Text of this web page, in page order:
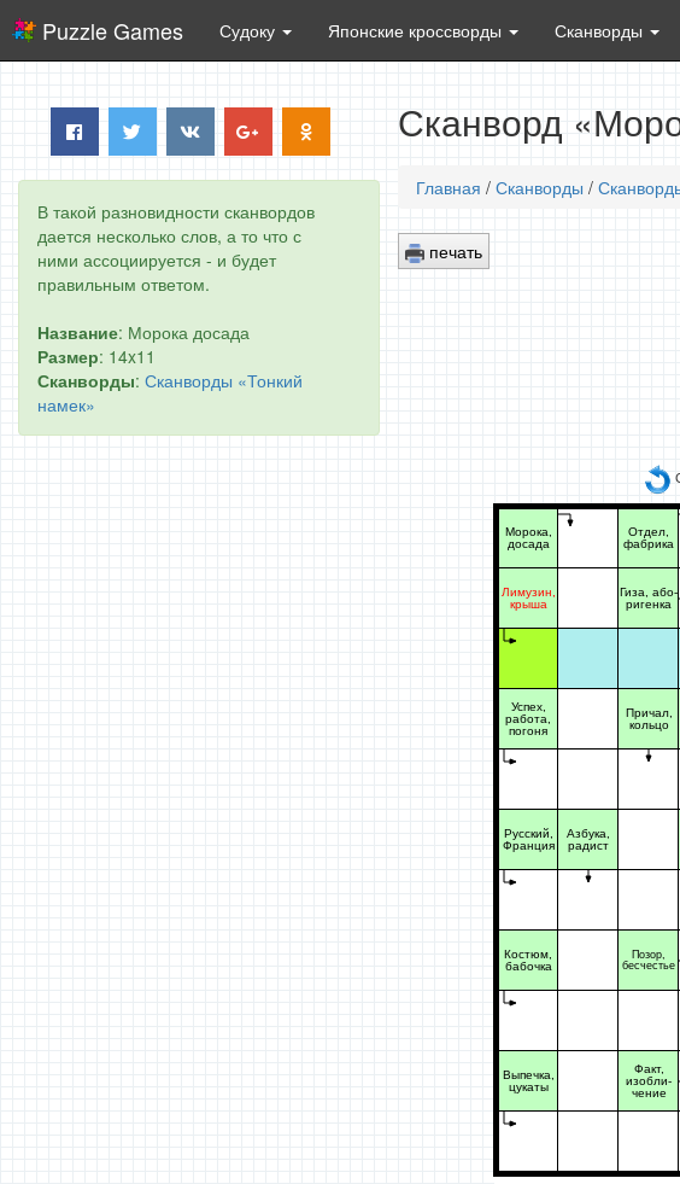
Puzzle Games Судоку Японские кроссворды Сканворды
В такой разновидности сканвордов
дается несколько слов, а то что с
ними ассоциируется - и будет
правильным ответом.
Название: Морока досада
Размер: 14x11
Сканворды: Сканворды «Тонкий
намек»
Сканворд
Главная / Сканворды /
печать
Морока,
досада
Лимузин,
крыша
Успех,
работа,
погоня
Русский,
Франция
Костюм,
бабочка
Выпечка,
цукаты
Азбука,
радист
Отдел,
фабрика
Гиза, або-
ригенка
Причал,
кольцо
Позор,
бесчестье
Факт,
изобли-
чение